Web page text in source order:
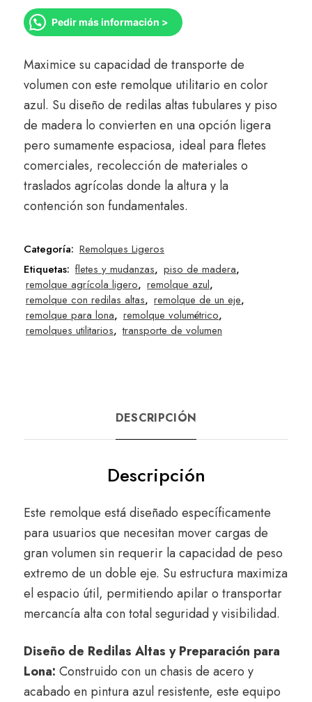
Pedir más información >
Maximice su capacidad de transporte de
volumen con este remolque utilitario en color
azul. Su diseño de redilas altas tubulares y piso
de madera lo convierten en una opción ligera
pero sumamente espaciosa, ideal para fletes
comerciales, recolección de materiales o
traslados agrícolas donde la altura y la
contención son fundamentales.
Categoría: Remolques Ligeros
Etiquetas: fletes y mudanzas, piso de madera,
remolque agrícola ligero, remolque azul,
remolque con redilas altas, remolque de un eje,
remolque para lona, remolque volumétrico,
remolques utilitarios, transporte de volumen
DESCRIPCIÓN
Descripción
Este remolque está diseñado específicamente
para usuarios que necesitan mover cargas de
gran volumen sin requerir la capacidad de peso
extremo de un doble eje. Su estructura maximiza
el espacio útil, permitiendo apilar o transportar
mercancía alta con total seguridad y visibilidad.
Diseño de Redilas Altas y Preparación para
Lona: Construido con un chasis de acero y
acabado en pintura azul resistente, este equipo